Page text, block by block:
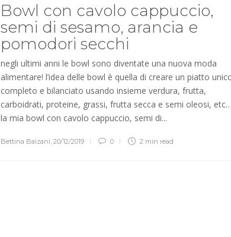
Bowl con cavolo cappuccio,
semi di sesamo, arancia e
pomodori secchi
negli ultimi anni le bowl sono diventate una nuova moda
alimentare! l’idea delle bowl è quella di creare un piatto
completo e bilanciato usando insieme verdura, frutta,
carboidrati, proteine, grassi, frutta secca e semi oleosi,
la mia bowl con cavolo cappuccio, semi di...
Bettina Balzani, 20/12/2019 0 2 min read